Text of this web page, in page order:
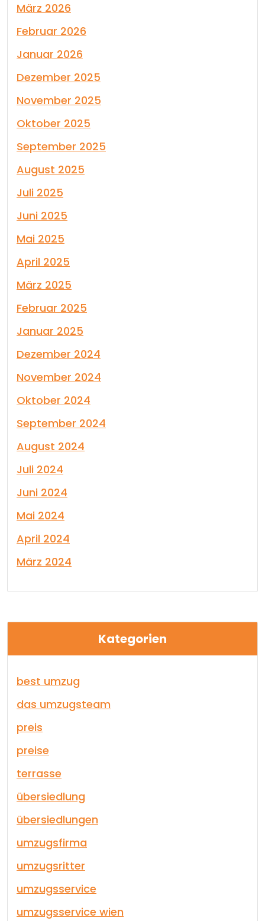
März 2026
Februar 2026
Januar 2026
Dezember 2025
November 2025
Oktober 2025
September 2025
August 2025
Juli 2025
Juni 2025
Mai 2025
April 2025
März 2025
Februar 2025
Januar 2025
Dezember 2024
November 2024
Oktober 2024
September 2024
August 2024
Juli 2024
Juni 2024
Mai 2024
April 2024
März 2024
Kategorien
best umzug
das umzugsteam
preis
preise
terrasse
übersiedlung
übersiedlungen
umzugsfirma
umzugsritter
umzugsservice
umzugsservice wien